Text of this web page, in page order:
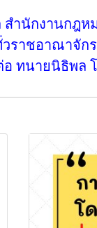
ำนักงานกฎห
วราชอาณาจัก
ทนายนิธิพล